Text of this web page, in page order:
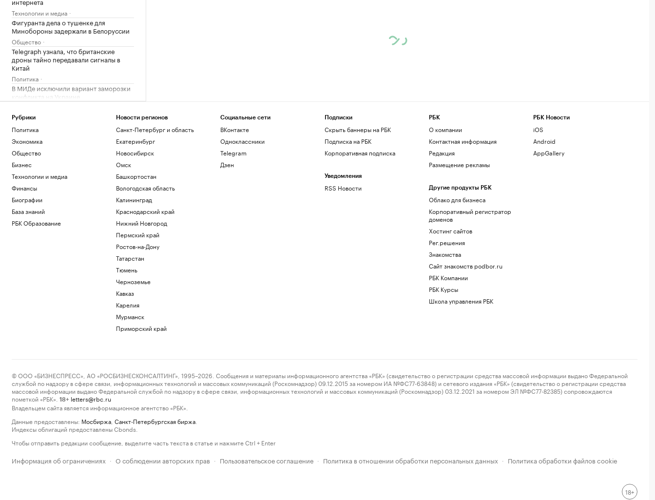
Технологии и медиа
Фигуранта дела о тушенке для
Минобороны задержали в Белоруссии
Общество
Telegraph узнала, что британские
дроны тайно передавали сигналы в
Китай
Политика
В МИДе исключили вариант заморозки
конфликта на Украине
Глава Приднестровья назвал число
России
Политика
Над Севастополем сбили семь БПЛА
Политика
Как добавить драгоценные металлы в
личную копилку сбережений
Рубрики
Политика
Экономика
Общество
Бизнес
Технологии и медиа
Финансы
Биографии
База знаний
РБК Образование
Новости регионов
Санкт-Петербург и область
Екатеринбург
Новосибирск
Омск
Башкортостан
Вологодская область
Калининград
Краснодарский край
Нижний Новгород
Пермский край
Ростов-на-Дону
Татарстан
Тюмень
Черноземье
Кавказ
Карелия
Мурманск
Приморский край
Социальные сети
ВКонтакте
Одноклассники
Telegram
Дзен
Подписки
Скрыть баннеры на РБК
Подписка на РБК
Корпоративная подписка
Уведомления
RSS Новости
РБК
О компании
Контактная информация
Редакция
Размещение рекламы
Другие продукты РБК
Облако для бизнеса
Корпоративный регистратор
доменов
Хостинг сайтов
Рег.решения
Знакомства
Сайт знакомств podbor.ru
РБК Компании
РБК Курсы
Школа управления РБК
РБК Новости
iOS
Android
AppGallery
© ООО «БИЗНЕСПРЕСС», АО «РОСБИЗНЕСКОНСАЛТИНГ», 1995–2026. Сообщения и материалы информационного агентства «РБК» (свидетельство о регистрации средства массовой информации выдано Федеральной
службой по надзору в сфере связи, информационных технологий и массовых коммуникаций (Роскомнадзор) 09.12.2015 за номером ИА №ФС77-63848) и сетевого издания «РБК» (свидетельство о регистрации средства
массовой информации выдано Федеральной службой по надзору в сфере связи, информационных технологий и массовых коммуникаций (Роскомнадзор) 03.12.2021 за номером ЭЛ №ФС77-82385) сопровождаются
пометкой «РБК».
18+ letters@rbc.ru
Владельцем сайта является информационное агентство «РБК».
Данные предоставлены: Мосбиржа Санкт-Петербургская биржа
Индексы облигаций предоставлены Cbonds.
Чтобы отправить редакции сообщение, выделите часть текста в статье и нажмите Ctrl + Enter
Информация об ограничениях · О соблюдении авторских прав · Пользовательское соглашение · Политика в отношении обработки персональных данных · Политика обработки файлов cookie
18+